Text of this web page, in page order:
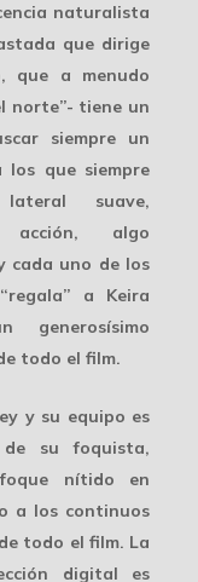
naturalista
que dirige
que a menudo
norte”- tiene un
siempre un
los que siempre
suave,
acción, algo
cada uno de los
a Keira
todo el film.
y su equipo es
de su foquista,
nítido en
a los continuos
todo el film. La
digital es